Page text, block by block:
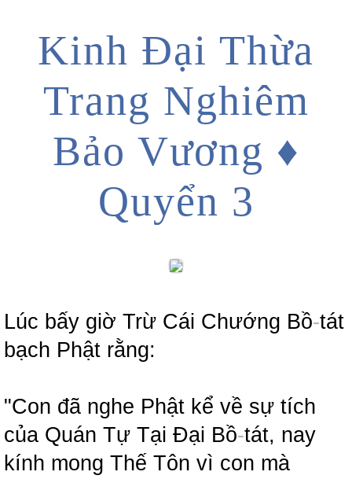
Kinh Đại Thừa
Trang Nghiêm
Bảo Vương ♦
Quyển 3
Lúc bấy giờ Trừ Cái Chướng Bồ-tát
bạch Phật rằng:
"Con đã nghe Phật kể về sự tích
của Quán Tự Tại Đại Bồ-tát, nay
kính mong Thế Tôn vì con mà